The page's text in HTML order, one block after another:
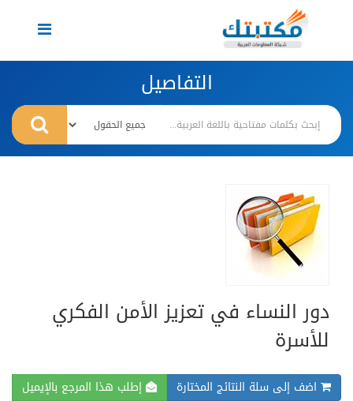
Toggle
navigation
التفاصيل
دور النساء في تعزيز الأمن الفكري
للأسرة‏
اضف إلى سلة النتائج المختارة إطلب هذا المرجع بالإيميل